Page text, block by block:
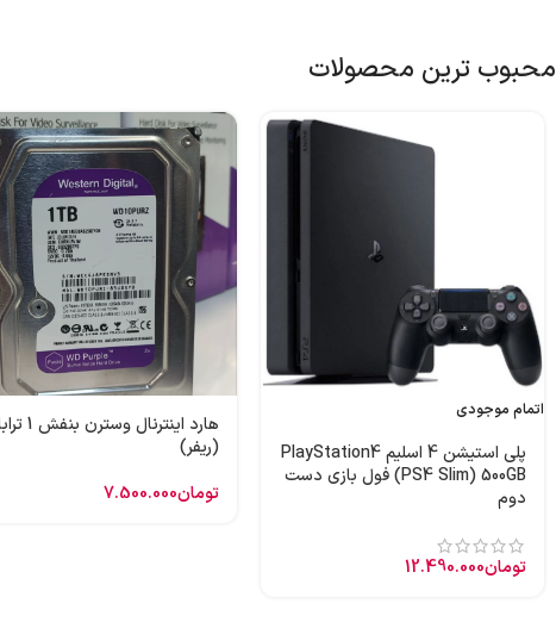
محبوب ترین محصولات
اتمام موجودی
پلی استیشن 4 اسلیم PlayStation4
(PS4 Slim) 500GB فول بازی دست
دوم
تومان12.490.000
هارد
(ریفر)
تومان7.500.000